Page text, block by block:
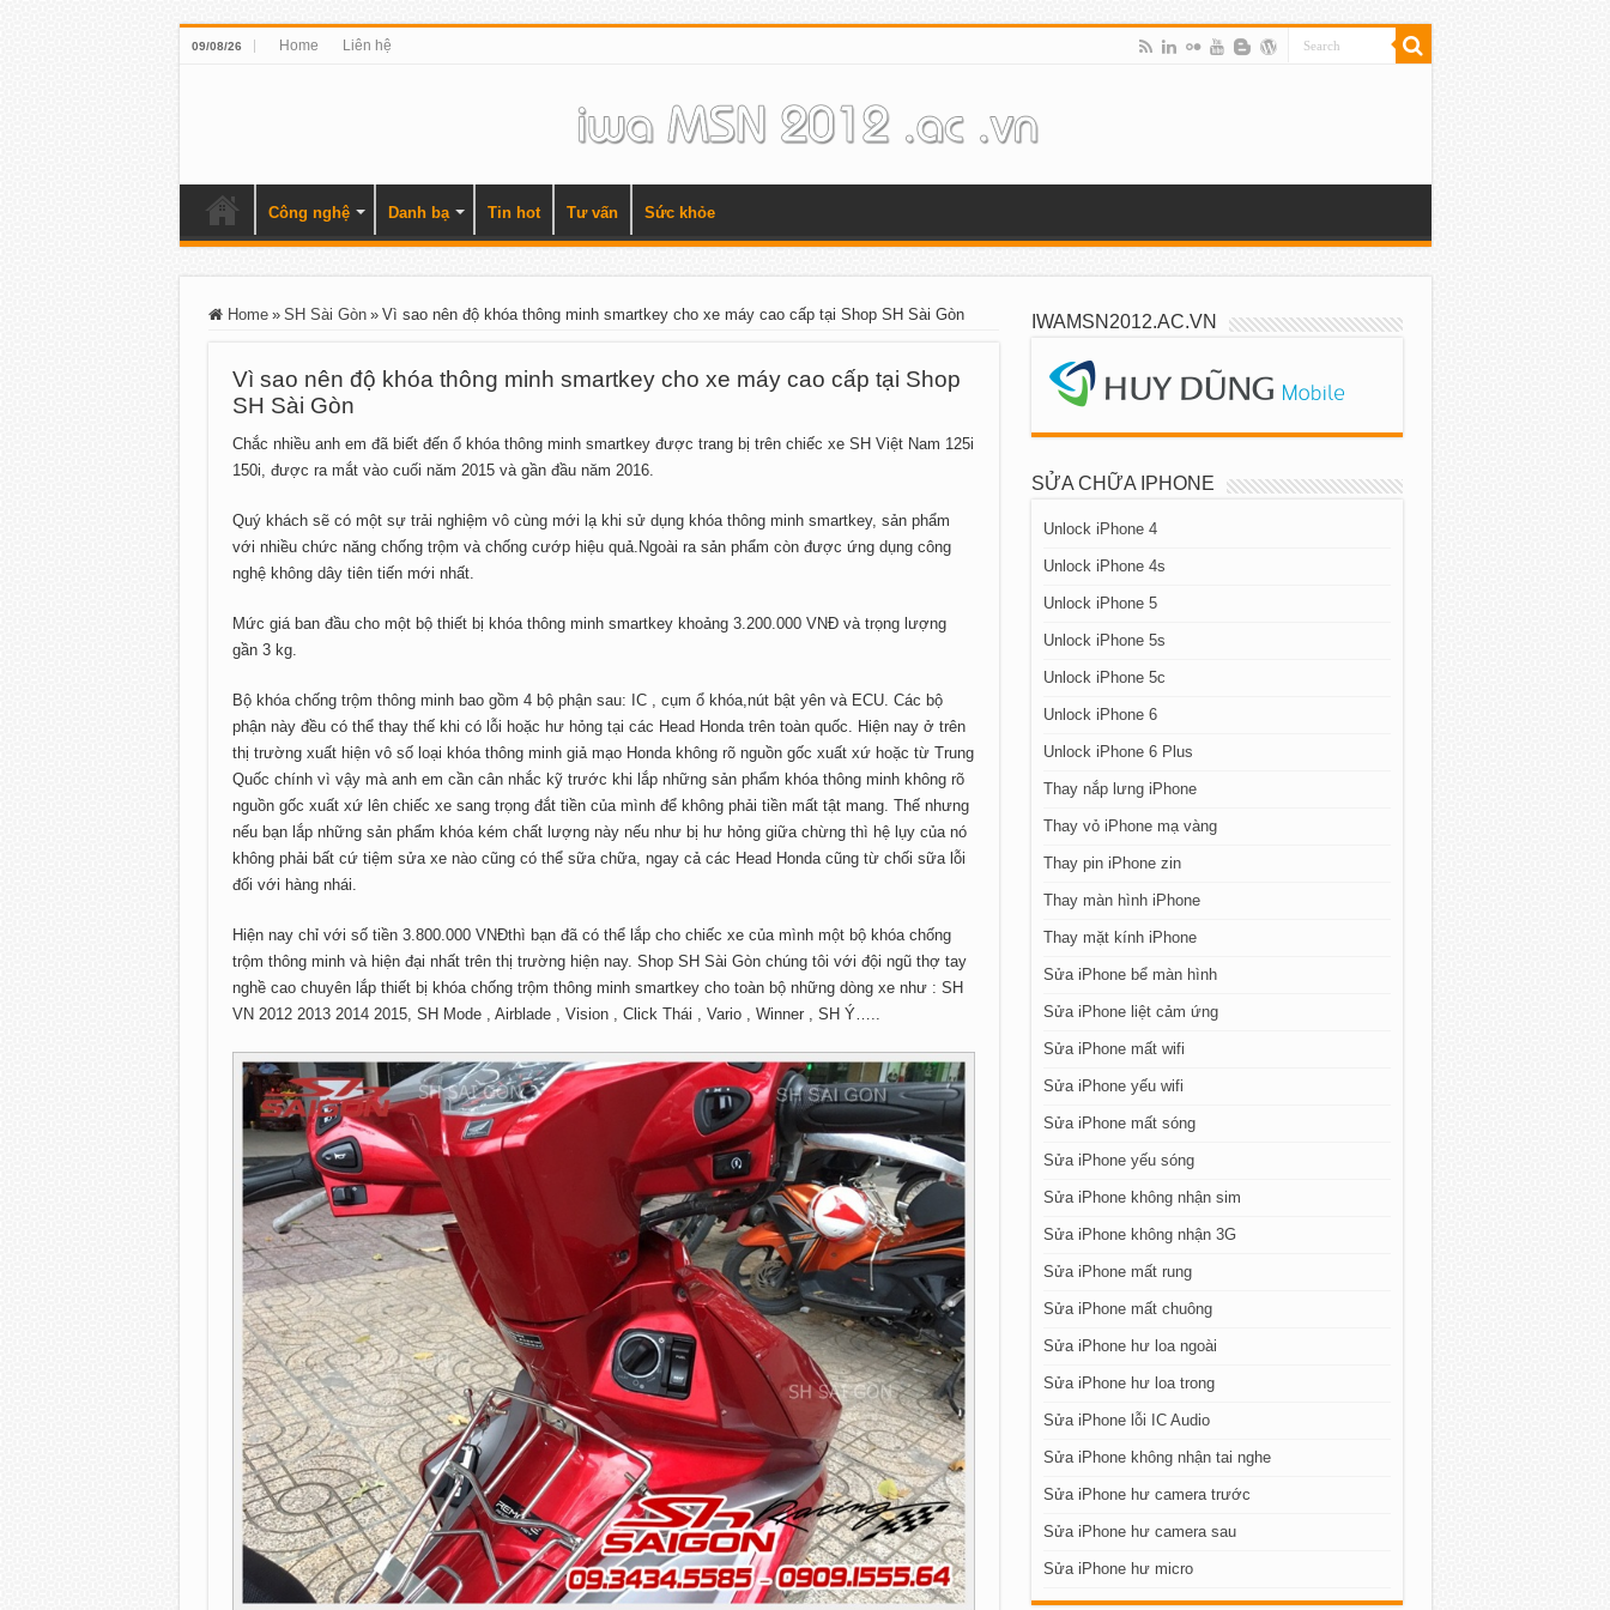
09/08/26 Home Liên hệ
Công nghệ Danh bạ Tin hot Tư vấn Sức khỏe
Home » SH Sài Gòn » Vì sao nên độ khóa thông minh smartkey cho xe máy cao cấp tại Shop SH Sài Gòn
Vì sao nên độ khóa thông minh smartkey cho xe máy cao cấp tại Shop
SH Sài Gòn
Chắc nhiều anh em đã biết đến ổ khóa thông minh smartkey được trang bị trên chiếc xe SH Việt Nam 125i
150i, được ra mắt vào cuối năm 2015 và gần đầu năm 2016.
Quý khách sẽ có một sự trải nghiệm vô cùng mới lạ khi sử dụng khóa thông minh smartkey, sản phẩm
với nhiều chức năng chống trộm và chống cướp hiệu quả.Ngoài ra sản phẩm còn được ứng dụng công
nghệ không dây tiên tiến mới nhất.
Mức giá ban đầu cho một bộ thiết bị khóa thông minh smartkey khoảng 3.200.000 VNĐ và trọng lượng
gần 3 kg.
Bộ khóa chống trộm thông minh bao gồm 4 bộ phận sau: IC , cụm ổ khóa,nút bật yên và ECU. Các bộ
phận này đều có thể thay thế khi có lỗi hoặc hư hỏng tại các Head Honda trên toàn quốc. Hiện nay ở trên
thị trường xuất hiện vô số loại khóa thông minh giả mạo Honda không rõ nguồn gốc xuất xứ hoặc từ Trung
Quốc chính vì vậy mà anh em cần cân nhắc kỹ trước khi lắp những sản phẩm khóa thông minh không rõ
nguồn gốc xuất xứ lên chiếc xe sang trọng đắt tiền của mình để không phải tiền mất tật mang. Thế nhưng
nếu bạn lắp những sản phẩm khóa kém chất lượng này nếu như bị hư hỏng giữa chừng thì hệ lụy của nó
không phải bất cứ tiệm sửa xe nào cũng có thể sữa chữa, ngay cả các Head Honda cũng từ chối sữa lỗi
đối với hàng nhái.
Hiện nay chỉ với số tiền 3.800.000 VNĐthì bạn đã có thể lắp cho chiếc xe của mình một bộ khóa chống
trộm thông minh và hiện đại nhất trên thị trường hiện nay. Shop SH Sài Gòn chúng tôi với đội ngũ thợ tay
nghề cao chuyên lắp thiết bị khóa chống trộm thông minh smartkey cho toàn bộ những dòng xe như : SH
VN 2012 2013 2014 2015, SH Mode , Airblade , Vision , Click Thái , Vario , Winner , SH Ý…..
IWAMSN2012.AC.VN
SỬA CHỮA IPHONE
Unlock iPhone 4
Unlock iPhone 4s
Unlock iPhone 5
Unlock iPhone 5s
Unlock iPhone 5c
Unlock iPhone 6
Unlock iPhone 6 Plus
Thay nắp lưng iPhone
Thay vỏ iPhone mạ vàng
Thay pin iPhone zin
Thay màn hình iPhone
Thay mặt kính iPhone
Sửa iPhone bể màn hình
Sửa iPhone liệt cảm ứng
Sửa iPhone mất wifi
Sửa iPhone yếu wifi
Sửa iPhone mất sóng
Sửa iPhone yếu sóng
Sửa iPhone không nhận sim
Sửa iPhone không nhận 3G
Sửa iPhone mất rung
Sửa iPhone mất chuông
Sửa iPhone hư loa ngoài
Sửa iPhone hư loa trong
Sửa iPhone lỗi IC Audio
Sửa iPhone không nhận tai nghe
Sửa iPhone hư camera trước
Sửa iPhone hư camera sau
Sửa iPhone hư micro